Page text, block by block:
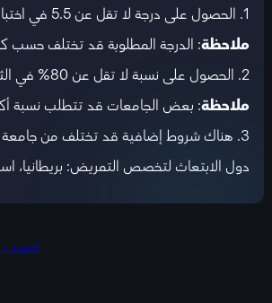
1. الحصول على درجة لا تقل عن 5.5 في اختبار IELTS المعتمد.
ملاحظة: الدرجة المطلوبة قد تختلف حسب
2. الحصول على نسبة لا تقل عن 80% في الثانوية العامة.
ملاحظة: بعض الجامعات قد تتطلب نسبة
3. هناك شروط إضافية قد تختلف من جامعة إلى أخرى.
دول الابتعاث لتخصص التمريض: بريطانيا،